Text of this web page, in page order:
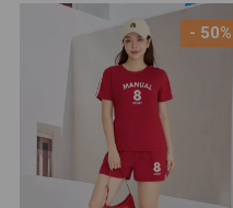
Pretty Girl - Bộ đồ nữ LOZA -
BH6299
- 50%